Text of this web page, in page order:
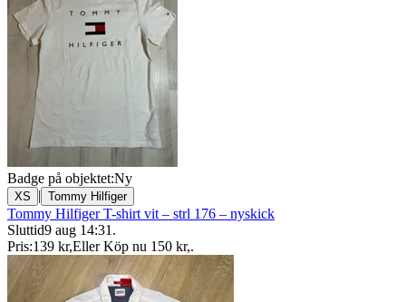
Badge på objektet:Ny
XS | Tommy Hilfiger
Tommy Hilfiger T-shirt vit – strl 176 – nyskick
Sluttid9 aug 14:31 .
Pris:139 kr,Eller Köp nu 150 kr,.